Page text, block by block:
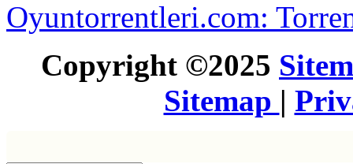
Oyuntorrentleri.com:
Copyright ©2025
Sitemap |